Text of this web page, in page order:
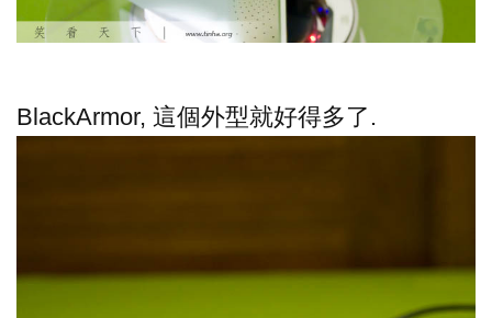
BlackArmor, 這個外型就好得多了.